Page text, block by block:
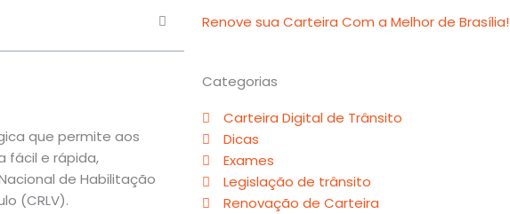
que permite aos
fácil e rápida,
de Habilitação
(CRLV).
Renove sua Carteira Com a Melhor de Brasília!
Categorias
Carteira Digital de Trânsito
Dicas
Exames
Legislação de trânsito
Renovação de Carteira